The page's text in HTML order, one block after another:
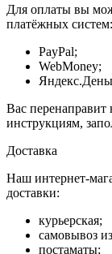
Для оплаты вы
платёжных систем:
PayPal;
WebMoney;
Вас перенаправит
инструкциям,
Доставка
Наш интернет-
доставки:
курьерская;
самовывоз
постаматы;